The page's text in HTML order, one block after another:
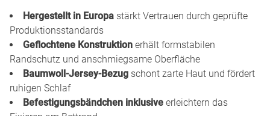
Hergestellt in Europa stärkt Vertrauen durch geprüfte
Produktionsstandards
Geflochtene Konstruktion erhält formstabilen
Randschutz und anschmiegsame Oberfläche
Baumwoll-Jersey-Bezug schont zarte Haut und fördert
ruhigen Schlaf
Befestigungsbändchen inklusive erleichtern das